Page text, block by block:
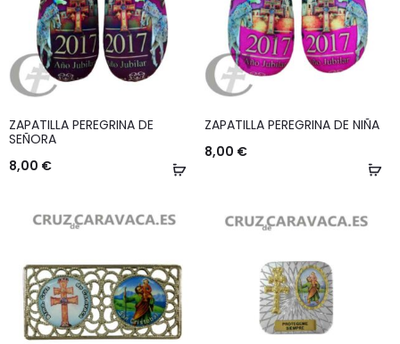
Seleccionar
ZAPATILLA PEREGRINA DE
SEÑORA
8,00 €
ZAPATILLA PEREGRINA DE NIÑA
8,00 €